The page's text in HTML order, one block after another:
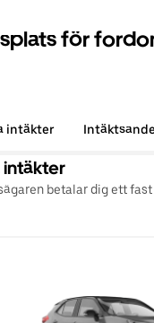
för
intäkter
intäkter
betalar dig ett